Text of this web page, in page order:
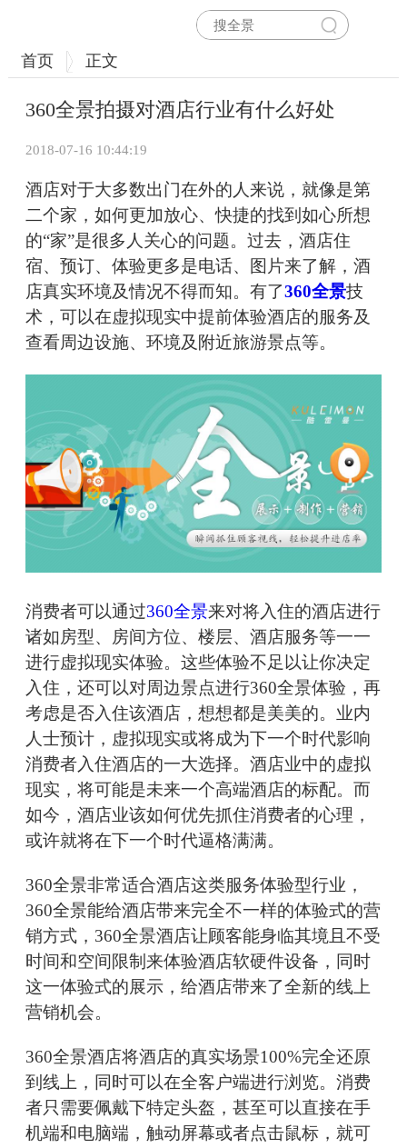
首页 正文
360全景拍摄对酒店行业有什么好处
2018-07-16 10:44:19
酒店对于大多数出门在外的人来说，就像是第
二个家，如何更加放心、快捷的找到如心所想
的“家”是很多人关心的问题。过去，酒店住
宿、预订、体验更多是电话、图片来了解，酒
店真实环境及情况不得而知。有了360全景技
术，可以在虚拟现实中提前体验酒店的服务及
查看周边设施、环境及附近旅游景点等。
消费者可以通过360全景来对将入住的酒店进行
诸如房型、房间方位、楼层、酒店服务等一一
进行虚拟现实体验。这些体验不足以让你决定
入住，还可以对周边景点进行360全景体验，再
考虑是否入住该酒店，想想都是美美的。业内
人士预计，虚拟现实或将成为下一个时代影响
消费者入住酒店的一大选择。酒店业中的虚拟
现实，将可能是未来一个高端酒店的标配。而
如今，酒店业该如何优先抓住消费者的心理，
或许就将在下一个时代逼格满满。
360全景非常适合酒店这类服务体验型行业，
360全景能给酒店带来完全不一样的体验式的营
销方式，360全景酒店让顾客能身临其境且不受
时间和空间限制来体验酒店软硬件设备，同时
这一体验式的展示，给酒店带来了全新的线上
营销机会。
360全景酒店将酒店的真实场景100%完全还原
到线上，同时可以在全客户端进行浏览。消费
者只需要佩戴下特定头盔，甚至可以直接在手
机端和电脑端，触动屏幕或者点击鼠标，就可